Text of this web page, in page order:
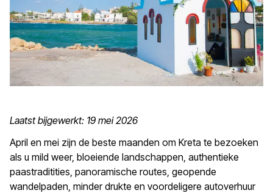
Laatst bijgewerkt: 19 mei 2026
April en mei zijn de beste maanden om Kreta te bezoeken
als u mild weer, bloeiende landschappen, authentieke
paastraditities, panoramische routes, geopende
wandelpaden, minder drukte en voordeligere autoverhuur